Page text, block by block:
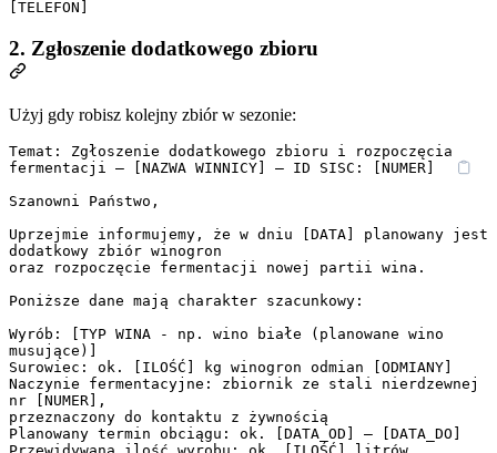
2. Zgłoszenie dodatkowego zbioru
Użyj gdy robisz kolejny zbiór w sezonie:
Temat: Zgłoszenie dodatkowego zbioru i rozpoczęcia
fermentacji – [NAZWA WINNICY] – ID SISC: [NUMER]
Szanowni Państwo,
Uprzejmie informujemy, że w dniu [DATA] planowany jest
dodatkowy zbiór winogron
oraz rozpoczęcie fermentacji nowej partii wina.
Poniższe dane mają charakter szacunkowy:
Wyrób: [TYP WINA - np. wino białe (planowane wino
musujące)]
Surowiec: ok. [ILOŚĆ] kg winogron odmian [ODMIANY]
Naczynie fermentacyjne: zbiornik ze stali nierdzewnej
nr [NUMER],
przeznaczony do kontaktu z żywnością
Planowany termin obciągu: ok. [DATA_OD] – [DATA_DO]